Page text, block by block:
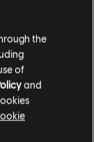
reputación,
áreas. La
de mejoras de
Mientras
según sus
funciones
de los
más
the
of
and